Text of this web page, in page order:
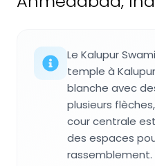
Le Kalupur
temple à
blanche avec
plusieurs
cour centrale
des espaces
rassemblement.